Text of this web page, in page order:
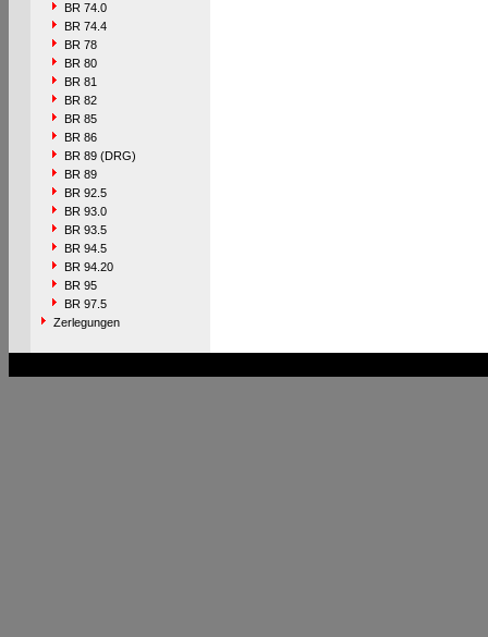
BR 74.0
BR 74.4
BR 78
BR 80
BR 81
BR 82
BR 85
BR 86
BR 89 (DRG)
BR 89
BR 92.5
BR 93.0
BR 93.5
BR 94.5
BR 94.20
BR 95
BR 97.5
Zerlegungen